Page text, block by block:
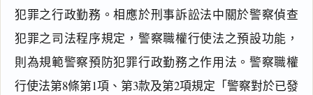
犯罪之行政勤務。相應於刑事訴訟法中關於警察偵查
犯罪之司法程序規定，警察職權行使法之預設功能，
則為規範警察預防犯罪行政勤務之作用法。警察職權
行使法第8條第1項、第3款及第2項規定「警察對於已發